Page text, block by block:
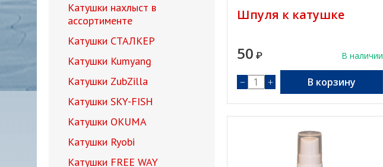
Катушки нахлыст в
ассортименте
Катушки СТАЛКЕР
Катушки Kumyang
Катушки ZubZilla
Катушки SKY-FISH
Катушки OKUMA
Катушки Ryobi
Катушки FREE WAY
Шпуля к катушке
50 ₽ В наличии
− + В корзину